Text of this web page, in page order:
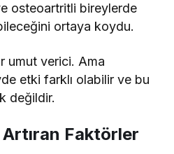
osteoartritli bireylerde
ortaya koydu.
umut verici. Ama
etki farklı olabilir ve bu
değildir.
Artıran Faktörler